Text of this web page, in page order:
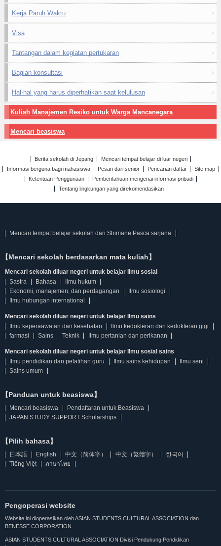
Kerja Paruh Waktu
Visa
Tantangan dalam kegiatan pertukaran
Bagian konsultasi
Hal-hal yang harus diperhatikan saat kelulusan
Kuliah Manajemen Resiko untuk Warga Mancanegara
Mencari beasiswa
Berita sekolah di Jepang
Mencari tempat belajar di luar negeri
Informasi berguna bagi mahasiswa
Pesan dari senior Pencarian daftar
Site map
Ketentuan Penggunaan
Pemberitahuan mengenai informasi pribadi
Tentang lingkungan yang direkomendasikan
Mencari tempat belajar sekolah dari Shimane Pasca sarjana
【Mencari sekolah berdasarkan mata kuliah】
Mencari sekolah diluar negeri untuk belajar Ilmu sosial
Sastra
Bahasa
Ilmu hukum
Ekonomi, manajemen, dan perdagangan
Ilmu sosiologi
Ilmu hubungan international
Mencari sekolah diluar negeri untuk belajar Ilmu sains
Ilmu keperaawatan dan kesehatan
Ilmu kedokteran dan kedokteran gigi
farmasi
Sains Teknik Ilmu pertanian dan perikanan
Mencari sekolah diluar negeri untuk belajar Ilmu sosial sains
Ilmu pendidikan dan pelatihan guru
Ilmu sains kehidupan
Ilmu seni
Sains umum
【Panduan untuk beasiswa】
Mencari beasiswa
Pendaftaran untuk Beasiswa
JAPAN STUDY SUPPORT Scholarships
【Pilih bahasa】
日本語 English 中文（简体字） 中文（繁體字）
한국어
Tiếng Việt
ภาษาไทย
Pengoperasi website
Website ini dioperasikan oleh ASIAN STUDENTS CULTURAL ASSOCIATION dan
BENESSE CORPORATION
ASIAN STUDENTS CULTURAL ASSOCIATION Divisi Pendukung Pendidikan